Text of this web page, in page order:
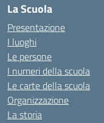
La Scuola
Presentazione
I luoghi
Le persone
I numeri della scuola
Le carte della scuola
Organizzazione
La storia